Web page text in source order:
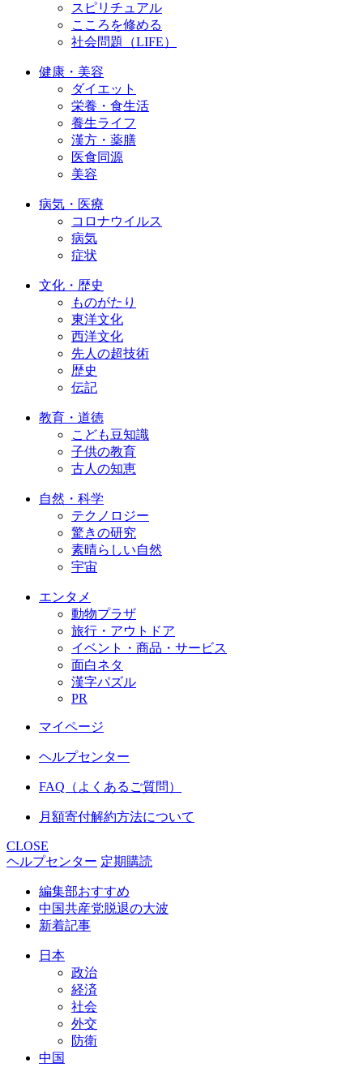
スピリチュアル
こころを修める
社会問題（LIFE）
健康・美容
ダイエット
栄養・食生活
養生ライフ
漢方・薬膳
医食同源
美容
病気・医療
コロナウイルス
病気
症状
文化・歴史
ものがたり
東洋文化
西洋文化
先人の超技術
歴史
伝記
教育・道徳
こども豆知識
子供の教育
古人の知恵
自然・科学
テクノロジー
驚きの研究
素晴らしい自然
宇宙
エンタメ
動物プラザ
旅行・アウトドア
イベント・商品・サービス
面白ネタ
漢字パズル
PR
マイページ
ヘルプセンター
FAQ（よくあるご質問）
月額寄付解約方法について
CLOSE
ヘルプセンター 定期購読
編集部おすすめ
中国共産党脱退の大波
新着記事
日本
政治
経済
社会
外交
防衛
中国